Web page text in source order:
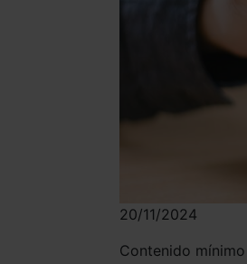
20/11/2024
Contenido